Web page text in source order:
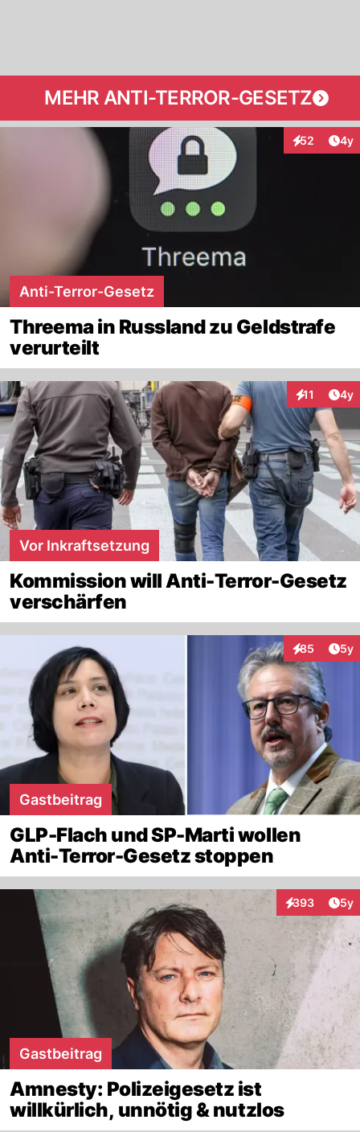
MEHR ANTI-TERROR-GESETZ
52
Interaktionen
4y
Anti-Terror-Gesetz
Threema in Russland zu Geldstrafe
verurteilt
11 4y
Vor Inkraftsetzung
Kommission will Anti-Terror-Gesetz
verschärfen
85
Interaktionen
5y
Gastbeitrag
GLP-Flach und SP-Marti wollen
Anti-Terror-Gesetz stoppen
393
Interaktionen
5y
Gastbeitrag
Amnesty: Polizeigesetz ist
willkürlich, unnötig & nutzlos